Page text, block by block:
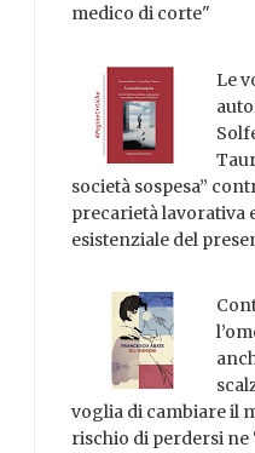
medico di corte"
Le
società sospesa”
precarietà lavorativa
esistenziale del
voglia di cambiare il
rischio di perdersi ne